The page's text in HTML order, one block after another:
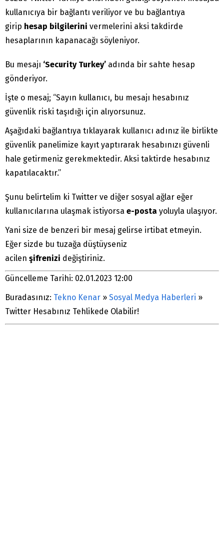
kullanıcıya bir bağlantı veriliyor ve bu bağlantıya
girip hesap bilgilerini vermelerini aksi takdirde
hesaplarının kapanacağı söyleniyor.
Bu mesajı ‘Security Turkey’ adında bir sahte hesap
gönderiyor.
İşte o mesaj; “Sayın kullanıcı, bu mesajı hesabınız
güvenlik riski taşıdığı için alıyorsunuz.
Aşağıdaki bağlantıya tıklayarak kullanıcı adınız ile birlikte
güvenlik panelimize kayıt yaptırarak hesabınızı güvenli
hale getirmeniz gerekmektedir. Aksi taktirde hesabınız
kapatılacaktır.”
Şunu belirtelim ki Twitter ve diğer sosyal ağlar eğer
kullanıcılarına ulaşmak istiyorsa e-posta yoluyla ulaşıyor.
Yani size de benzeri bir mesaj gelirse irtibat etmeyin.
Eğer sizde bu tuzağa düştüyseniz
acilen şifrenizi değiştiriniz.
Güncelleme Tarihi: 02.01.2023 12:00
Buradasınız: Tekno Kenar » Sosyal Medya Haberleri »
Twitter Hesabınız Tehlikede Olabilir!